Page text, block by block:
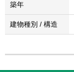
築年
建物種別 / 構造